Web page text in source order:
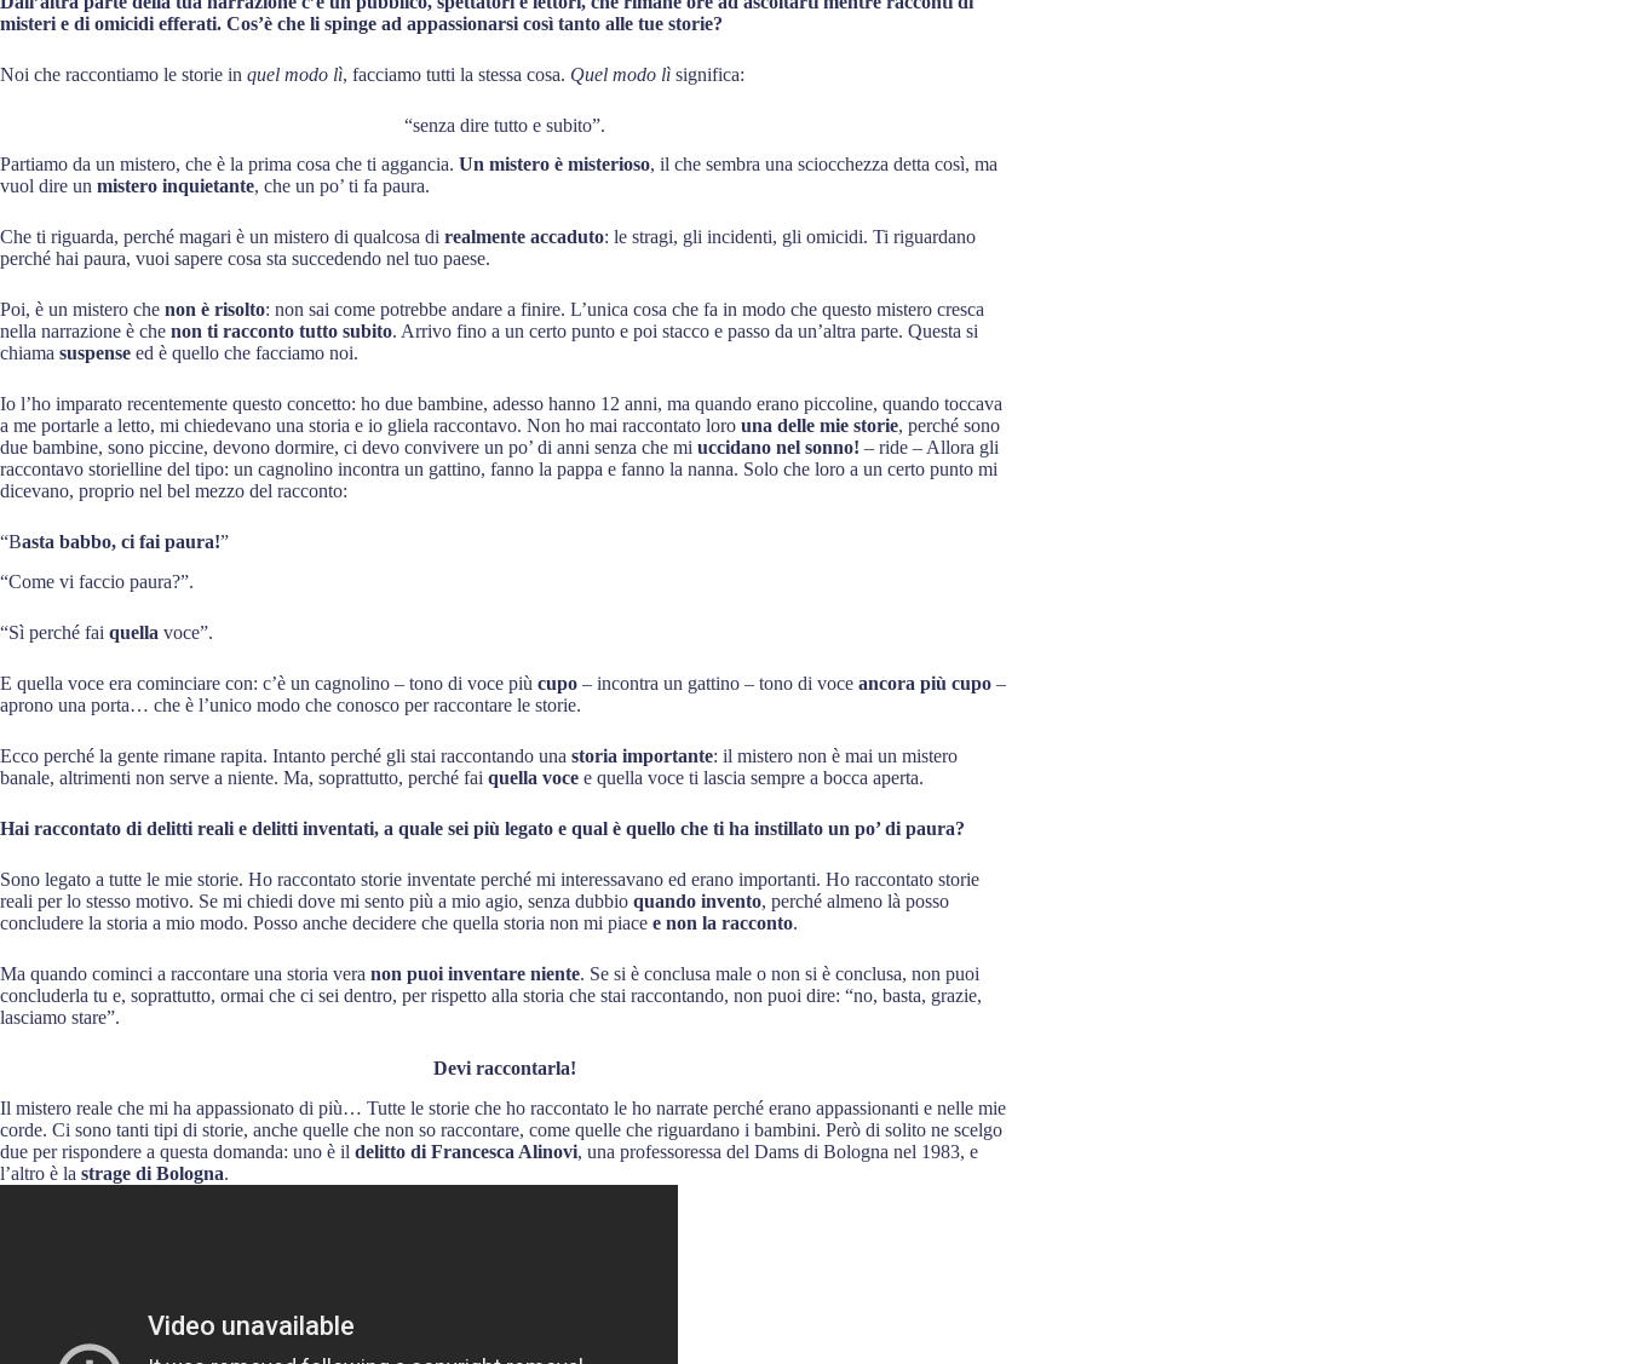
misteri e di omicidi efferati. Cos’è che li spinge ad appassionarsi così tanto alle tue storie?
Noi che raccontiamo le storie in quel modo lì, facciamo tutti la stessa cosa. Quel modo lì significa:
“senza dire tutto e subito”.
Partiamo da un mistero, che è la prima cosa che ti aggancia. Un mistero è misterioso, il che sembra una sciocchezza detta così, ma
vuol dire un mistero inquietante, che un po’ ti fa paura.
Che ti riguarda, perché magari è un mistero di qualcosa di realmente accaduto: le stragi, gli incidenti, gli omicidi. Ti riguardano
perché hai paura, vuoi sapere cosa sta succedendo nel tuo paese.
Poi, è un mistero che non è risolto: non sai come potrebbe andare a finire. L’unica cosa che fa in modo che questo mistero cresca
nella narrazione è che non ti racconto tutto subito. Arrivo fino a un certo punto e poi stacco e passo da un’altra parte. Questa si
chiama suspense ed è quello che facciamo noi.
Io l’ho imparato recentemente questo concetto: ho due bambine, adesso hanno 12 anni, ma quando erano piccoline, quando toccava
a me portarle a letto, mi chiedevano una storia e io gliela raccontavo. Non ho mai raccontato loro una delle mie storie, perché sono
due bambine, sono piccine, devono dormire, ci devo convivere un po’ di anni senza che mi uccidano nel sonno! – ride – Allora gli
raccontavo storielline del tipo: un cagnolino incontra un gattino, fanno la pappa e fanno la nanna. Solo che loro a un certo punto mi
dicevano, proprio nel bel mezzo del racconto:
“Basta babbo, ci fai paura!”
“Come vi faccio paura?”.
“Sì perché fai quella voce”.
E quella voce era cominciare con: c’è un cagnolino – tono di voce più cupo – incontra un gattino – tono di voce ancora più cupo –
aprono una porta… che è l’unico modo che conosco per raccontare le storie.
Ecco perché la gente rimane rapita. Intanto perché gli stai raccontando una storia importante: il mistero non è mai un mistero
banale, altrimenti non serve a niente. Ma, soprattutto, perché fai quella voce e quella voce ti lascia sempre a bocca aperta.
Hai raccontato di delitti reali e delitti inventati, a quale sei più legato e qual è quello che ti ha instillato un po’ di paura?
Sono legato a tutte le mie storie. Ho raccontato storie inventate perché mi interessavano ed erano importanti. Ho raccontato storie
reali per lo stesso motivo. Se mi chiedi dove mi sento più a mio agio, senza dubbio quando invento, perché almeno là posso
concludere la storia a mio modo. Posso anche decidere che quella storia non mi piace e non la racconto.
Ma quando cominci a raccontare una storia vera non puoi inventare niente. Se si è conclusa male o non si è conclusa, non puoi
concluderla tu e, soprattutto, ormai che ci sei dentro, per rispetto alla storia che stai raccontando, non puoi dire: “no, basta, grazie,
lasciamo stare”.
Devi raccontarla!
Il mistero reale che mi ha appassionato di più… Tutte le storie che ho raccontato le ho narrate perché erano appassionanti e nelle mie
corde. Ci sono tanti tipi di storie, anche quelle che non so raccontare, come quelle che riguardano i bambini. Però di solito ne scelgo
due per rispondere a questa domanda: uno è il delitto di Francesca Alinovi, una professoressa del Dams di Bologna nel 1983, e
l’altro è la strage di Bologna.